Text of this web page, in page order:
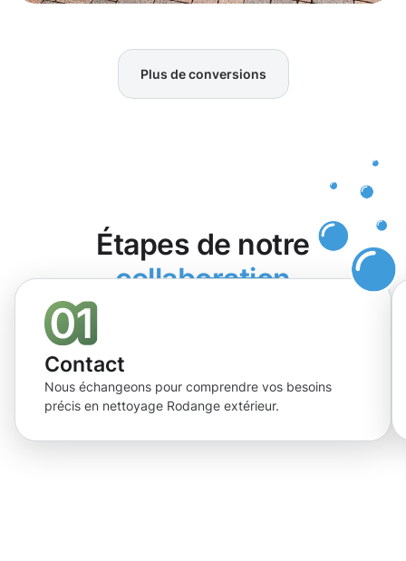
Plus de conversions
Étapes de notre
collaboration
Contact
Nous échangeons pour comprendre vos besoins
précis en nettoyage Rodange extérieur.